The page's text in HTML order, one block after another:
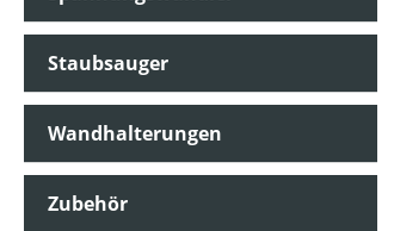
Staubsauger
Wandhalterungen
Zubehör